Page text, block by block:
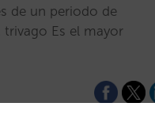
de un periodo de
trivago Es el mayor